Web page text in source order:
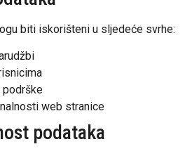
biti iskorišteni u sljedeće svrhe:
podrške
web stranice
podataka